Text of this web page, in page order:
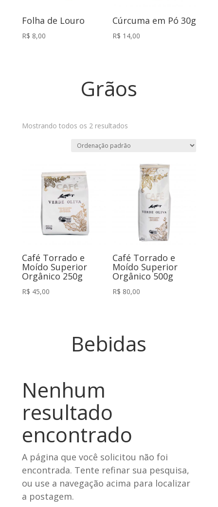
Folha de Louro
R$ 8,00
Cúrcuma em Pó 30g
R$ 14,00
Grãos
Mostrando todos os 2 resultados
Café Torrado e
Moído Superior
Orgânico 250g
R$ 45,00
Café Torrado e
Moído Superior
Orgânico 500g
R$ 80,00
Bebidas
Nenhum
resultado
encontrado
A página que você solicitou não foi
encontrada. Tente refinar sua pesquisa,
ou use a navegação acima para localizar
a postagem.